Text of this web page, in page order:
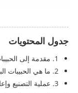
جدول المحتويات
1. مقدمة إلى الحبيبات البلاستيكية السوداء PS المعاد تدويرها
2. ما هي الحبيبات البلاستيكية السوداء PS المعاد تدويرها؟
3. عملية التصنيع وإعادة التدوير